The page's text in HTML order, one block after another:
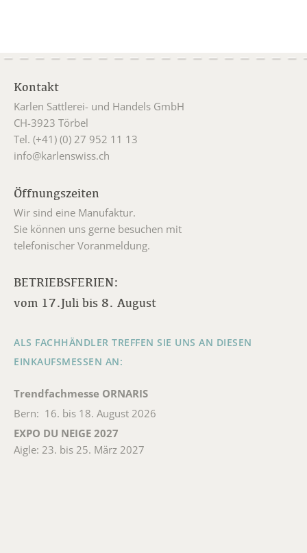
Kontakt
Karlen Sattlerei- und Handels GmbH
CH-3923 Törbel
Tel. (+41) (0) 27 952 11 13
info@karlenswiss.ch
Öffnungszeiten
Wir sind eine Manufaktur.
Sie können uns gerne besuchen mit
telefonischer Voranmeldung.
BETRIEBSFERIEN:
vom 17.Juli bis 8. August
ALS FACHHÄNDLER TREFFEN SIE UNS AN DIESEN
EINKAUFSMESSEN AN:
Trendfachmesse ORNARIS
Bern: 16. bis 18. August 2026
EXPO DU NEIGE 2027
Aigle: 23. bis 25. März 2027